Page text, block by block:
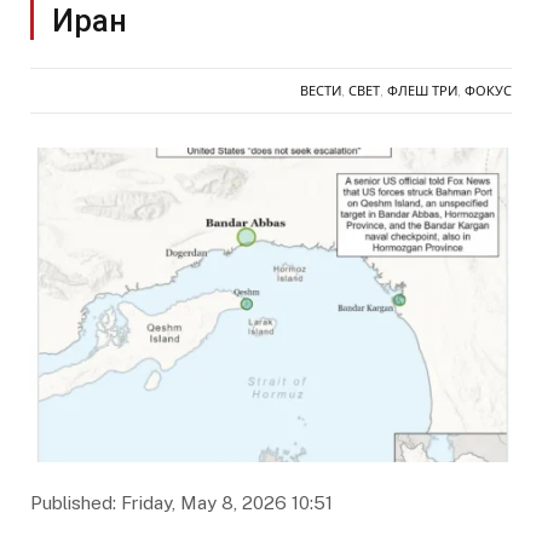
Иран
ВЕСТИ СВЕТ ФЛЕШ ТРИ ФОКУС
Published: Friday, May 8, 2026 10:51